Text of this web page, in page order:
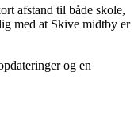
afstand til både skole,
med at Skive midtby er
og en